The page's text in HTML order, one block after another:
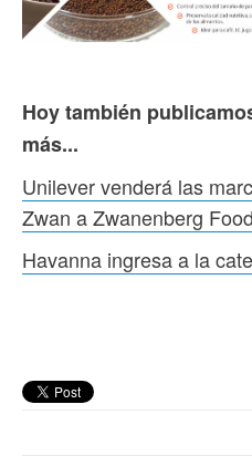
Hoy también
más...
Unilever venderá las
Zwan a Zwanenberg
Havanna ingresa a la